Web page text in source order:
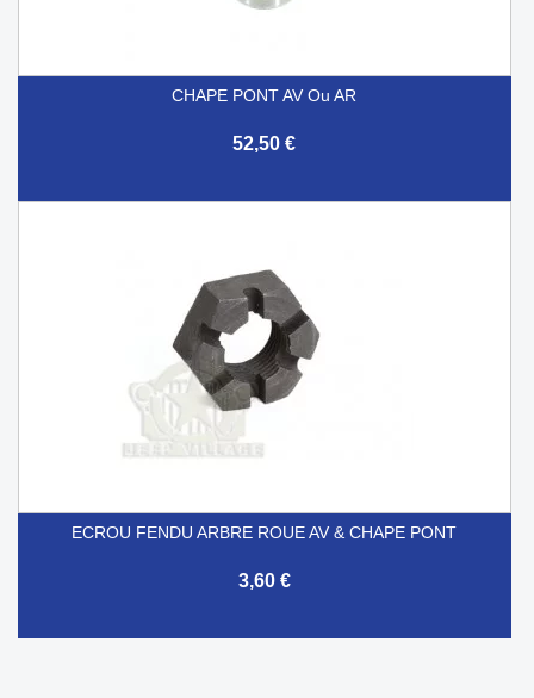
CHAPE PONT AV Ou AR
52,50 €
ECROU FENDU ARBRE ROUE AV & CHAPE PONT
3,60 €